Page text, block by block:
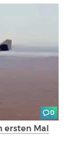
0
ersten Mal